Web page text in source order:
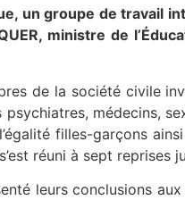
un groupe de travail
ministre de
de la société civile
médecins,
filles-garçons
réuni à sept reprises
leurs conclusions